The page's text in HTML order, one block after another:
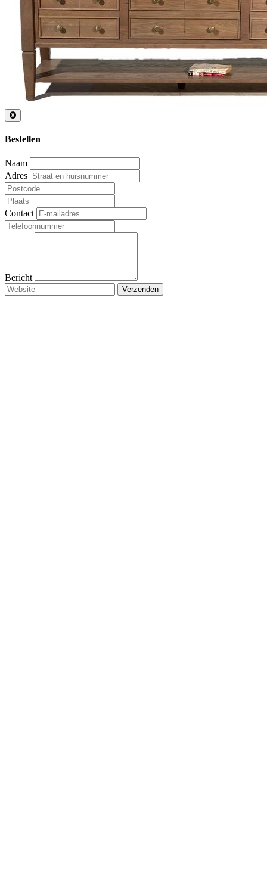
Bestellen
Naam
Adres
Contact
Bericht
Verzenden